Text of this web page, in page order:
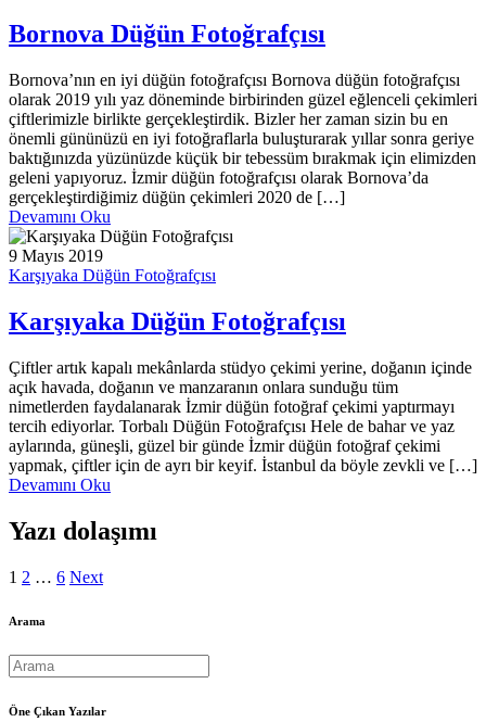
Bornova Düğün Fotoğrafçısı
Bornova’nın en iyi düğün fotoğrafçısı Bornova düğün fotoğrafçısı
olarak 2019 yılı yaz döneminde birbirinden güzel eğlenceli çekimleri
çiftlerimizle birlikte gerçekleştirdik. Bizler her zaman sizin bu en
önemli gününüzü en iyi fotoğraflarla buluşturarak yıllar sonra geriye
baktığınızda yüzünüzde küçük bir tebessüm bırakmak için elimizden
geleni yapıyoruz. İzmir düğün fotoğrafçısı olarak Bornova’da
gerçekleştirdiğimiz düğün çekimleri 2020 de […]
Devamını Oku
9 Mayıs 2019
Karşıyaka Düğün Fotoğrafçısı
Karşıyaka Düğün Fotoğrafçısı
Çiftler artık kapalı mekânlarda stüdyo çekimi yerine, doğanın içinde
açık havada, doğanın ve manzaranın onlara sunduğu tüm
nimetlerden faydalanarak İzmir düğün fotoğraf çekimi yaptırmayı
tercih ediyorlar. Torbalı Düğün Fotoğrafçısı Hele de bahar ve yaz
aylarında, güneşli, güzel bir günde İzmir düğün fotoğraf çekimi
yapmak, çiftler için de ayrı bir keyif. İstanbul da böyle zevkli ve […]
Devamını Oku
Yazı dolaşımı
1 2 … 6 Next
Arama
Öne Çıkan Yazılar